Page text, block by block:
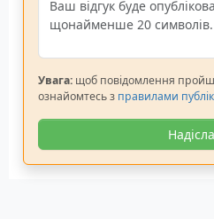
Увага: щоб повідомлення
ознайомтесь з правилами